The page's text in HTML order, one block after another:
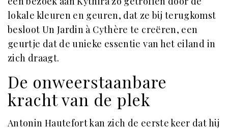
lokale kleuren en geuren, dat ze bij terugkomst
besloot Un Jardin à Cythère te creëren, een
geurtje dat de unieke essentie van het eiland in
zich draagt.
De onweerstaanbare
kracht van de plek
Antonin Hautefort kan zich de eerste keer dat hij